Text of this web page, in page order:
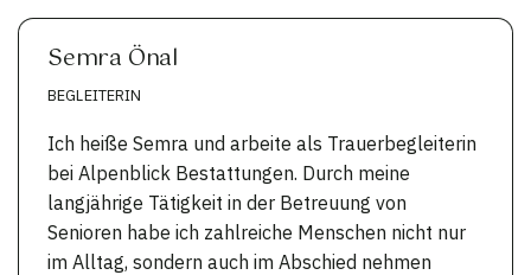
Semra Önal
BEGLEITERIN
Ich heiße Semra und arbeite als Trauerbegleiterin
bei Alpenblick Bestattungen. Durch meine
langjährige Tätigkeit in der Betreuung von
Senioren habe ich zahlreiche Menschen nicht nur
im Alltag, sondern auch im Abschied nehmen